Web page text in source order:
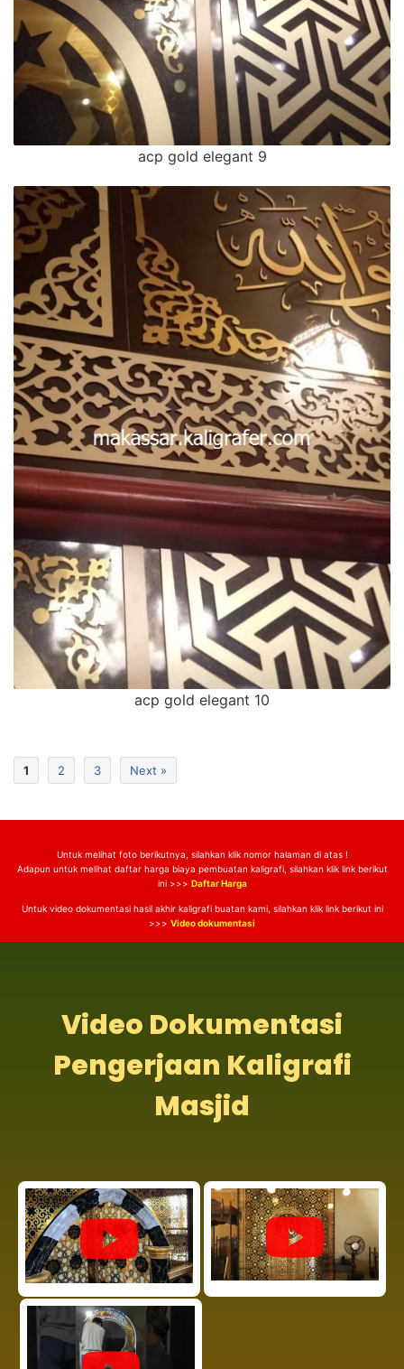
acp gold elegant 9
acp gold elegant 10
1 2 3 Next »
Untuk melihat foto berikutnya, silahkan klik nomor halaman di atas !
Adapun untuk melihat daftar harga biaya pembuatan kaligrafi, silahkan klik link berikut
ini >>> Daftar Harga
Untuk video dokumentasi hasil akhir kaligrafi buatan kami, silahkan klik link berikut ini
>>> Video dokumentasi
Video Dokumentasi
Pengerjaan Kaligrafi
Masjid